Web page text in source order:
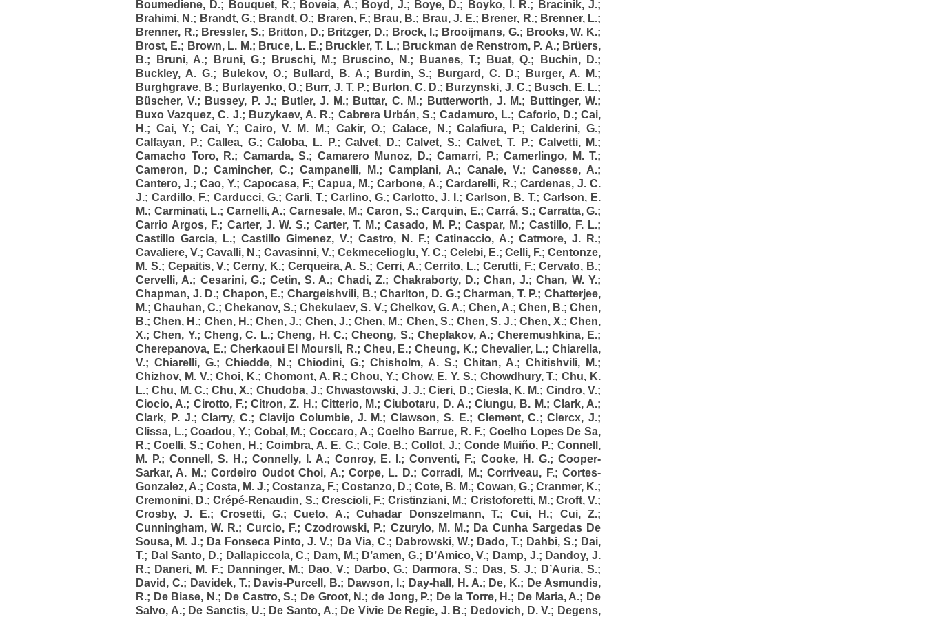
Boumediene, D.; Bouquet, R.; Boveia, A.; Boyd, J.; Boye, D.; Boyko, I. R.; Bracinik, J.;
Brahimi, N.; Brandt, G.; Brandt, O.; Braren, F.; Brau, B.; Brau, J. E.; Brener, R.; Brenner, L.;
Brenner, R.; Bressler, S.; Britton, D.; Britzger, D.; Brock, I.; Brooijmans, G.; Brooks, W. K.;
Brost, E.; Brown, L. M.; Bruce, L. E.; Bruckler, T. L.; Bruckman de Renstrom, P. A.; Brüers,
B.; Bruni, A.; Bruni, G.; Bruschi, M.; Bruscino, N.; Buanes, T.; Buat, Q.; Buchin, D.;
Buckley, A. G.; Bulekov, O.; Bullard, B. A.; Burdin, S.; Burgard, C. D.; Burger, A. M.;
Burghgrave, B.; Burlayenko, O.; Burr, J. T. P.; Burton, C. D.; Burzynski, J. C.; Busch, E. L.;
Büscher, V.; Bussey, P. J.; Butler, J. M.; Buttar, C. M.; Butterworth, J. M.; Buttinger, W.;
Buxo Vazquez, C. J.; Buzykaev, A. R.; Cabrera Urbán, S.;Cadamuro, L.; Caforio, D.;Cai,
H.; Cai, Y.; Cai, Y.;Cairo, V. M. M.; Cakir, O.; Calace, N.;Calafiura, P.;Calderini, G.;
Calfayan, P.;Callea, G.;Caloba, L. P.;Calvet, D.;Calvet, S.; Calvet, T. P.; Calvetti, M.;
Camacho Toro, R.; Camarda, S.; Camarero Munoz, D.; Camarri, P.; Camerlingo, M. T.;
Cameron, D.; Camincher, C.; Campanelli, M.; Camplani, A.; Canale, V.; Canesse, A.;
Cantero, J.; Cao, Y.; Capocasa, F.; Capua, M.; Carbone, A.; Cardarelli, R.; Cardenas, J. C.
J.; Cardillo, F.; Carducci, G.; Carli, T.; Carlino, G.; Carlotto, J. I.; Carlson, B. T.; Carlson, E.
M.; Carminati, L.; Carnelli, A.; Carnesale, M.;Caron, S.;Carquin, E.;Carrá, S.; Carratta, G.;
Carrio Argos, F.; Carter, J. W. S.; Carter, T. M.;Casado, M. P.;Caspar, M.; Castillo, F. L.;
Castillo Garcia, L.; Castillo Gimenez, V.; Castro, N. F.; Catinaccio, A.; Catmore, J. R.;
Cavaliere, V.; Cavalli, N.; Cavasinni, V.; Cekmecelioglu, Y. C.; Celebi, E.; Celli, F.; Centonze,
M. S.; Cepaitis, V.; Cerny, K.; Cerqueira, A. S.; Cerri, A.;Cerrito, L.; Cerutti, F.;Cervato, B.;
Cervelli, A.; Cesarini, G.; Cetin, S. A.; Chadi, Z.; Chakraborty, D.;Chan, J.;Chan, W. Y.;
Chapman, J. D.; Chapon, E.;Chargeishvili, B.;Charlton, D. G.;Charman, T. P.;Chatterjee,
M.;Chauhan, C.;Chekanov, S.;Chekulaev, S. V.; Chelkov, G. A.; Chen, A.; Chen, B.;Chen,
B.;Chen, H.; Chen, H.;Chen, J.; Chen, J.;Chen, M.; Chen, S.;Chen, S. J.; Chen, X.;Chen,
X.;Chen, Y.;Cheng, C. L.;Cheng, H. C.;Cheong, S.; Cheplakov, A.; Cheremushkina, E.;
Cherepanova, E.; Cherkaoui El Moursli, R.; Cheu, E.; Cheung, K.; Chevalier, L.; Chiarella,
V.; Chiarelli, G.; Chiedde, N.; Chiodini, G.; Chisholm, A. S.; Chitan, A.; Chitishvili, M.;
Chizhov, M. V.;Choi, K.; Chomont, A. R.;Chou, Y.; Chow, E. Y. S.; Chowdhury, T.;Chu, K.
L.;Chu, M. C.;Chu, X.; Chudoba, J.;Chwastowski, J. J.;Cieri, D.; Ciesla, K. M.; Cindro, V.;
Ciocio, A.; Cirotto, F.; Citron, Z. H.; Citterio, M.;Ciubotaru, D. A.; Ciungu, B. M.; Clark, A.;
Clark, P. J.;Clarry, C.;Clavijo Columbie, J. M.;Clawson, S. E.; Clement, C.;Clercx, J.;
Clissa, L.;Coadou, Y.; Cobal, M.;Coccaro, A.;Coelho Barrue, R. F.;Coelho Lopes De Sa,
R.;Coelli, S.;Cohen, H.;Coimbra, A. E. C.; Cole, B.; Collot, J.; Conde Muiño, P.; Connell,
M. P.; Connell, S. H.; Connelly, I. A.; Conroy, E. I.;Conventi, F.;Cooke, H. G.; Cooper-
Sarkar, A. M.;Cordeiro Oudot Choi, A.;Corpe, L. D.;Corradi, M.;Corriveau, F.;Cortes-
Gonzalez, A.; Costa, M. J.; Costanza, F.; Costanzo, D.; Cote, B. M.; Cowan, G.; Cranmer, K.;
Cremonini, D.;Crépé-Renaudin, S.; Crescioli, F.;Cristinziani, M.; Cristoforetti, M.; Croft, V.;
Crosby, J. E.;Crosetti, G.;Cueto, A.;Cuhadar Donszelmann, T.; Cui, H.; Cui, Z.;
Cunningham, W. R.; Curcio, F.;Czodrowski, P.; Czurylo, M. M.; Da Cunha Sargedas De
Sousa, M. J.; Da Fonseca Pinto, J. V.; Da Via, C.; Dabrowski, W.; Dado, T.; Dahbi, S.; Dai,
T.; Dal Santo, D.; Dallapiccola, C.; Dam, M.; D’amen, G.; D’Amico, V.; Damp, J.; Dandoy, J.
R.; Daneri, M. F.; Danninger, M.; Dao, V.; Darbo, G.; Darmora, S.; Das, S. J.; D’Auria, S.;
David, C.; Davidek, T.; Davis-Purcell, B.; Dawson, I.; Day-hall, H. A.; De, K.; De Asmundis,
R.; De Biase, N.; De Castro, S.; De Groot, N.;de Jong, P.; De la Torre, H.; De Maria, A.; De
Salvo, A.; De Sanctis, U.; De Santo, A.; De Vivie De Regie, J. B.; Dedovich, D. V.; Degens,